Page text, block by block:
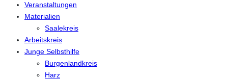
Veranstaltungen
Materialien
Saalekreis
Arbeitskreis
Junge Selbsthilfe
Burgenlandkreis
Harz